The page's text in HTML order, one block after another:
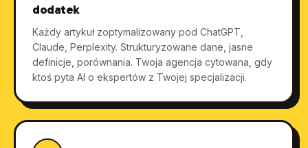
dodatek
Każdy artykuł zoptymalizowany pod ChatGPT,
Claude, Perplexity. Strukturyzowane dane, jasne
definicje, porównania. Twoja agencja cytowana, gdy
ktoś pyta AI o ekspertów z Twojej specjalizacji.